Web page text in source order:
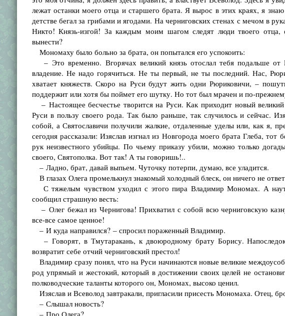
лежат останки моего отца и старшего брата. Я вырос в этих краях, я
детстве бегал за грибами и ягодами. На черниговских стенах с мечом в
Никто! Князь-изгой! За каждым моим шагом следят люди твоего отца,
вынести?
Мономаху было больно за брата, он попытался его успокоить:
– Это временно. Вгорячах великий князь отослал тебя подальше от
владение. Не надо горячиться. Не ты первый, не ты последний. Нас,
хватает княжеств. Скоро на Руси будут жить одни Рюриковичи, –
поддержит или хотя бы поймет его шутку. Но тот был мрачен и по-
– Настоящее бесчестье творится на Руси. Как приходит новый великий
Руси в пользу своего рода. Так было раньше, так случилось и сейчас.
собой, а Святославичи получили жалкие, отдаленные уделы или, как я,
сегодня рассказали: Изяслав изгнал из Новгорода моего брата Глеба,
рук неизвестного убийцы. По чьему приказу убили, можно только
своего, Святополка. Вот так! А ты говоришь!..
– Ладно, брат, давай выпьем. Чуточку потерпи, думаю, все уладится.
В глазах Олега промелькнул знакомый холодный блеск, он ничего не
С тяжелым чувством уходил с этого пира Владимир Мономах. А
сообщил страшную весть:
– Олег бежал из Чернигова! Прихватил с собой всю черниговскую
все-все самое ценное!
– И куда направился? – спросил пораженный Владимир.
– Говорят, в Тмутаракань, к двоюродному брату Борису.
возвратит себе отчий черниговский престол!
Владимир сразу понял, что на Руси начинаются новые великие
род упрямый и жестокий, который в достижении своих целей не
полководческие таланты которого он, Мономах, высоко ценил.
Изяслав и Всеволод завтракали, пригласили присесть Мономаха. Отец,
– Слышал новость?
– Про Олега?